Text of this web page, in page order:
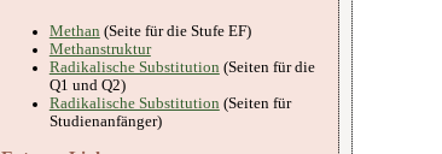
Methan (Seite für die Stufe EF)
Methanstruktur
Radikalische Substitution (Seiten für die
Q1 und Q2)
Radikalische Substitution (Seiten für
Studienanfänger)